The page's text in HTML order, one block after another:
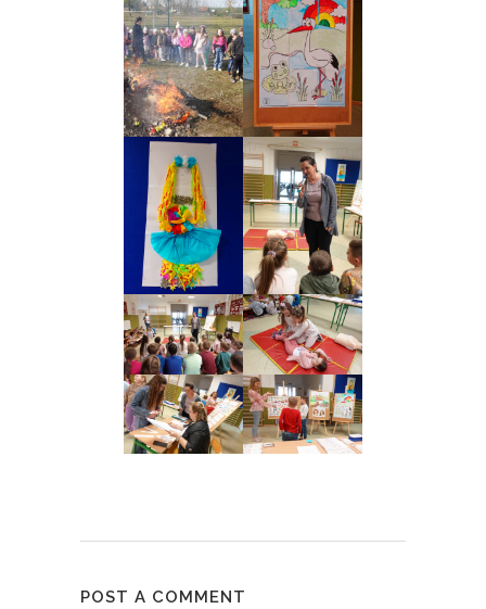
POST A COMMENT